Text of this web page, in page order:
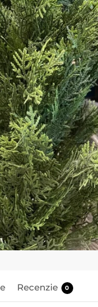
Recenzie 0